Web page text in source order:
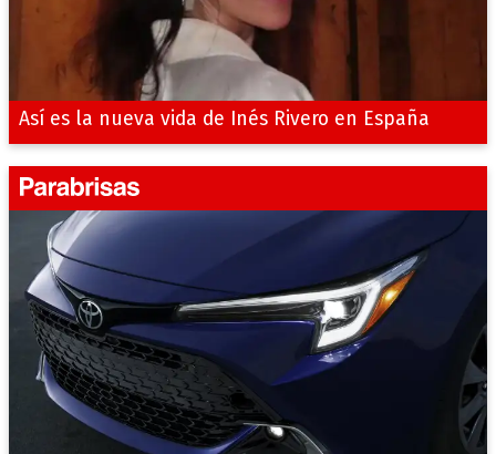
Así es la nueva vida de Inés Rivero en España